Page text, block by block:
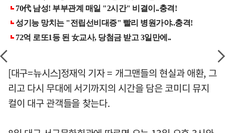
[대구=뉴시스]정재익 기자 = 개그맨들의 현실과 애환, 그
리고 다시 무대에 서기까지의 시간을 담은 코미디 뮤지
컬이 대구 관객들을 찾는다.